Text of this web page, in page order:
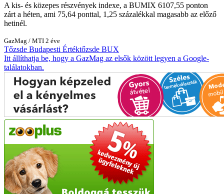
A kis- és közepes részvények indexe, a BUMIX 6107,55 ponton
zárt a héten, ami 75,64 ponttal, 1,25 százalékkal magasabb az előző
hetinél.
GazMag / MTI 2 éve
Tőzsde Budapesti Értéktőzsde BUX
Itt állíthatja be, hogy a GazMag az elsők között legyen a Google-
találatokban.